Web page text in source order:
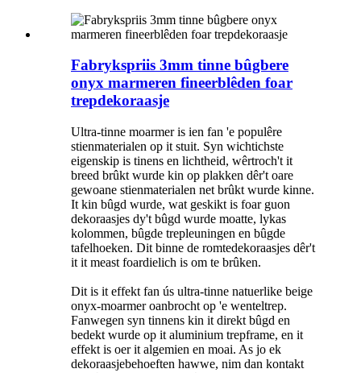
Fabrykspriis 3mm tinne bûgbere
onyx marmeren fineerblêden foar
trepdekoraasje
Ultra-tinne moarmer is ien fan 'e populêre
stienmaterialen op it stuit. Syn wichtichste
eigenskip is tinens en lichtheid, wêrtroch't it
breed brûkt wurde kin op plakken dêr't oare
gewoane stienmaterialen net brûkt wurde kinne.
It kin bûgd wurde, wat geskikt is foar guon
dekoraasjes dy't bûgd wurde moatte, lykas
kolommen, bûgde trepleuningen en bûgde
tafelhoeken. Dit binne de romtedekoraasjes dêr't
it it meast foardielich is om te brûken.
Dit is it effekt fan ús ultra-tinne natuerlike beige
onyx-moarmer oanbrocht op 'e wenteltrep.
Fanwegen syn tinnens kin it direkt bûgd en
bedekt wurde op it aluminium trepframe, en it
effekt is oer it algemien en moai. As jo ​​ek
dekoraasjebehoeften hawwe, nim dan kontakt